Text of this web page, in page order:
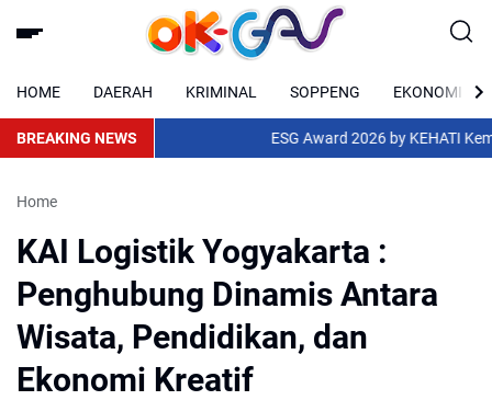
HOME DAERAH KRIMINAL SOPPENG EKONOMI
BREAKING NEWS ESG Award 2026 by KEHATI
Home
KAI Logistik Yogyakarta :
Penghubung Dinamis Antara
Wisata, Pendidikan, dan
Ekonomi Kreatif